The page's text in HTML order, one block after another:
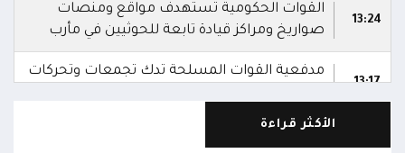
13:24
القوات الحكومية تستهدف مواقع ومنصات
صواريخ ومراكز قيادة تابعة للحوثيين في مأرب
13:17
مدفعية القوات المسلحة تدك تجمعات وتحركات
06:19
اشتباكات بين قوات الجيش ومليشيا الحوثي في
الأكثر قراءة